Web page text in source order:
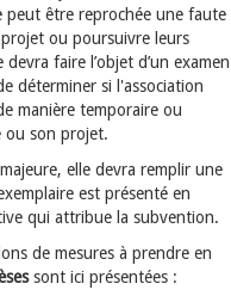
peut être reprochée une faute
ou poursuivre leurs
faire l’objet d’un examen
déterminer si l'association
manière temporaire ou
ou son projet.
elle devra remplir une
est présenté en
qui attribue la subvention.
de mesures à prendre en
sont ici présentées :